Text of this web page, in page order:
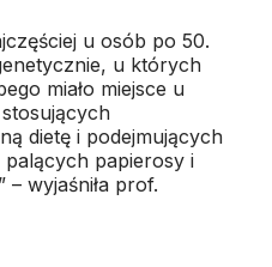
u osób po 50.
u których
miało miejsce u
dietę i podejmujących
papierosy i
wyjaśniła prof.